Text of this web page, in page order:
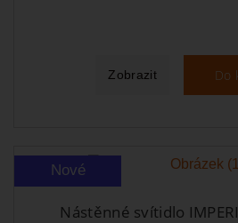
Zobrazit Do
Nové
Nástěnné svítidlo